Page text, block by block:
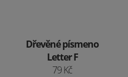
Dřevěné písmeno
Letter F
79 Kč